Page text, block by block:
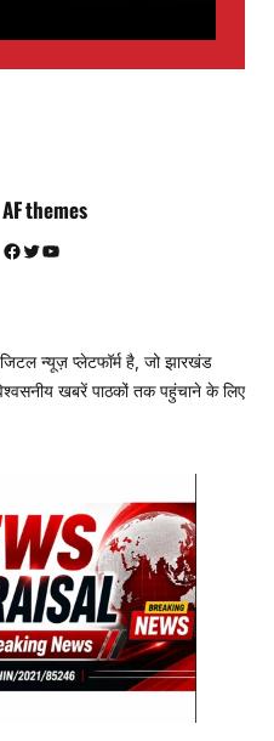
AF themes
Facebook Twitter YouTube
न्यूज़ प्लेटफॉर्म है, जो झारखंड
खबरें पाठकों तक पहुंचाने के लिए